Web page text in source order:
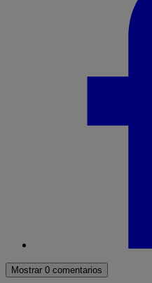
Mostrar 0 comentarios